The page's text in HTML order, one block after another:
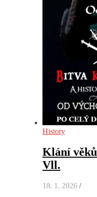
History
Klání věků
Vll.
18. 1. 2026 /